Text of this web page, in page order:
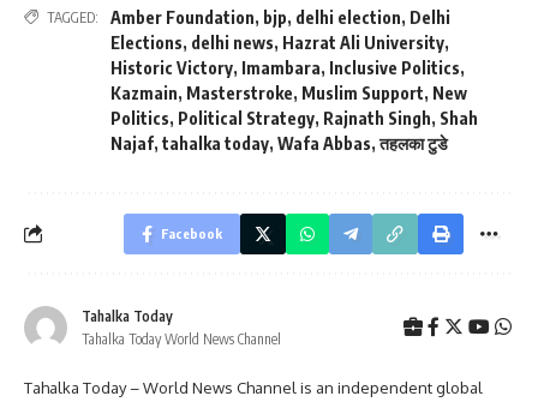
TAGGED: Amber Foundation, bjp, delhi election, Delhi
Elections, delhi news, Hazrat Ali University,
Historic Victory, Imambara, Inclusive Politics,
Kazmain, Masterstroke, Muslim Support, New
Politics, Political Strategy, Rajnath Singh, Shah
Najaf, tahalka today, Wafa Abbas,तहलका टुडे
Facebook
Tahalka Today
Tahalka Today World News Channel
Tahalka Today – World News Channel is an independent global